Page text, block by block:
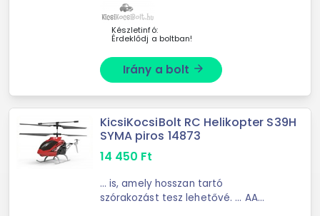
felfedezésére. Tökéletes játék a
távirányítós készülékek ...
Készletinfó:
Érdeklődj a boltban!
Irány a bolt arrow_forward
KicsiKocsiBolt RC Helikopter S39H
SYMA piros 14873
14 450 Ft
... is, amely hosszan tartó
szórakozást tesz lehetővé. ... AA